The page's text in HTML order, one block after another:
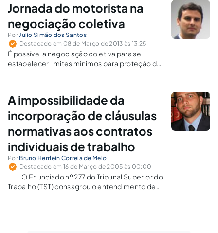
súmula nº 277 do TST, incorporando-se ao
contrato de trabalho individual dos
empregados.
Jornada do motorista na
negociação coletiva
PorJulio Simão dos Santos
Destacado em 08 de Março de 2013 às 13:25
É possível a negociação coletiva para se
estabelecer limites mínimos para proteção do
peculiaridades da atividade. É preciso dar
participar do planejamento da jornada.
A impossibilidade da
incorporação de cláusulas
normativas aos contratos
individuais de trabalho
Por Bruno Herrlein Correia de Melo
Destacado em 16 de Março de 2005 às 00:00
O Enunciado nº 277 do Tribunal Superior do
Trabalho (TST) consagrou o entendimento de
normativas, têm sua vigência restrita ao prazo